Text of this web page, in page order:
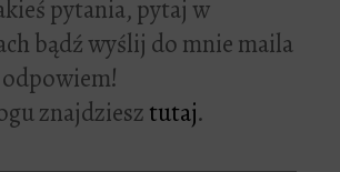
pytania, pytaj w
bądź wyślij do mnie maila
znajdziesztutaj.